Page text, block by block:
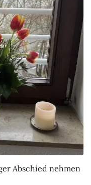
Abschied nehmen